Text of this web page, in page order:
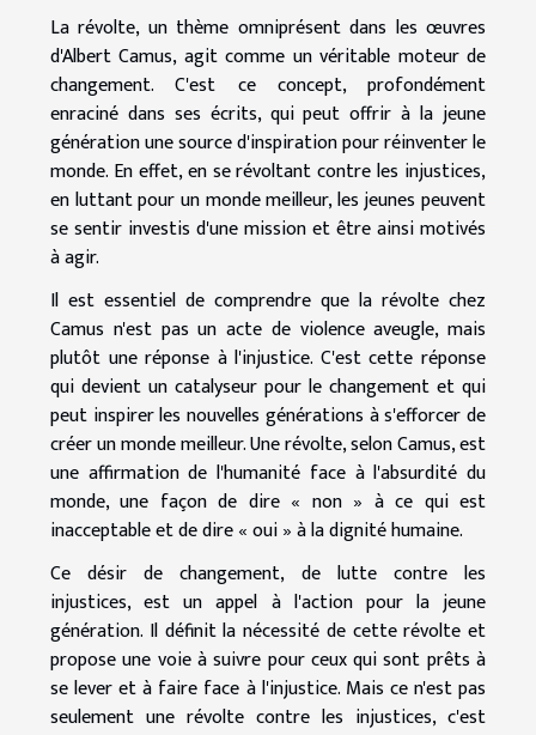
La révolte, un thème omniprésent dans les œuvres
d'Albert Camus, agit comme un véritable moteur de
changement. C'est ce concept, profondément
enraciné dans ses écrits, qui peut offrir à la jeune
génération une source d'inspiration pour réinventer le
monde. En effet, en se révoltant contre les injustices,
en luttant pour un monde meilleur, les jeunes peuvent
se sentir investis d'une mission et être ainsi motivés
à agir.
Il est essentiel de comprendre que la révolte chez
Camus n'est pas un acte de violence aveugle, mais
plutôt une réponse à l'injustice. C'est cette réponse
qui devient un catalyseur pour le changement et qui
peut inspirer les nouvelles générations à s'efforcer de
créer un monde meilleur. Une révolte, selon Camus, est
une affirmation de l'humanité face à l'absurdité du
monde, une façon de dire « non » à ce qui est
inacceptable et de dire « oui » à la dignité humaine.
Ce désir de changement, de lutte contre les
injustices, est un appel à l'action pour la jeune
génération. Il définit la nécessité de cette révolte et
propose une voie à suivre pour ceux qui sont prêts à
se lever et à faire face à l'injustice. Mais ce n'est pas
seulement une révolte contre les injustices, c'est